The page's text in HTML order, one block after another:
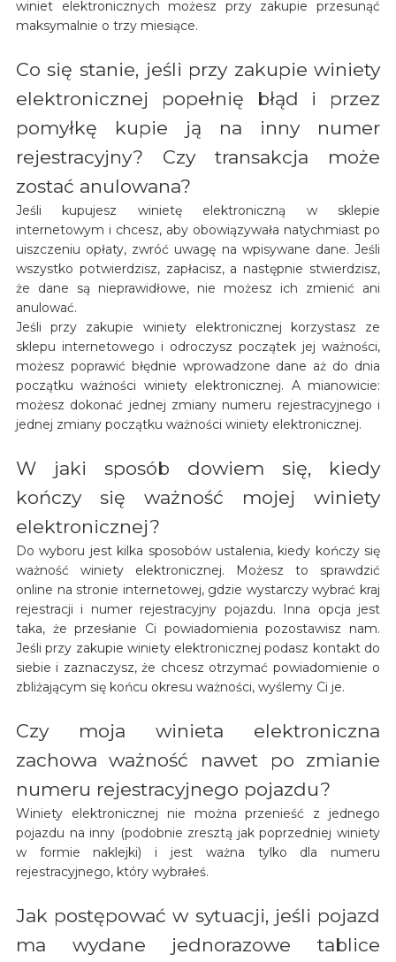
winiet elektronicznych możesz przy zakupie przesunąć
maksymalnie o trzy miesiące.
Co się stanie, jeśli przy zakupie winiety
elektronicznej popełnię błąd i przez
pomyłkę kupie ją na inny numer
rejestracyjny? Czy transakcja może
zostać anulowana?
Jeśli kupujesz winietę elektroniczną w sklepie
internetowym i chcesz, aby obowiązywała natychmiast po
uiszczeniu opłaty, zwróć uwagę na wpisywane dane. Jeśli
wszystko potwierdzisz, zapłacisz, a następnie stwierdzisz,
że dane są nieprawidłowe, nie możesz ich zmienić ani
anulować.
Jeśli przy zakupie winiety elektronicznej korzystasz ze
sklepu internetowego i odroczysz początek jej ważności,
możesz poprawić błędnie wprowadzone dane aż do dnia
początku ważności winiety elektronicznej. A mianowicie:
możesz dokonać jednej zmiany numeru rejestracyjnego i
jednej zmiany początku ważności winiety elektronicznej.
W jaki sposób dowiem się, kiedy
kończy się ważność mojej winiety
elektronicznej?
Do wyboru jest kilka sposobów ustalenia, kiedy kończy się
ważność winiety elektronicznej. Możesz to sprawdzić
online na stronie internetowej, gdzie wystarczy wybrać kraj
rejestracji i numer rejestracyjny pojazdu. Inna opcja jest
taka, że przesłanie Ci powiadomienia pozostawisz nam.
Jeśli przy zakupie winiety elektronicznej podasz kontakt do
siebie i zaznaczysz, że chcesz otrzymać powiadomienie o
zbliżającym się końcu okresu ważności, wyślemy Ci je.
Czy moja winieta elektroniczna
zachowa ważność nawet po zmianie
numeru rejestracyjnego pojazdu?
Winiety elektronicznej nie można przenieść z jednego
pojazdu na inny (podobnie zresztą jak poprzedniej winiety
w formie naklejki) i jest ważna tylko dla numeru
rejestracyjnego, który wybrałeś.
Jak postępować w sytuacji, jeśli pojazd
ma wydane jednorazowe tablice